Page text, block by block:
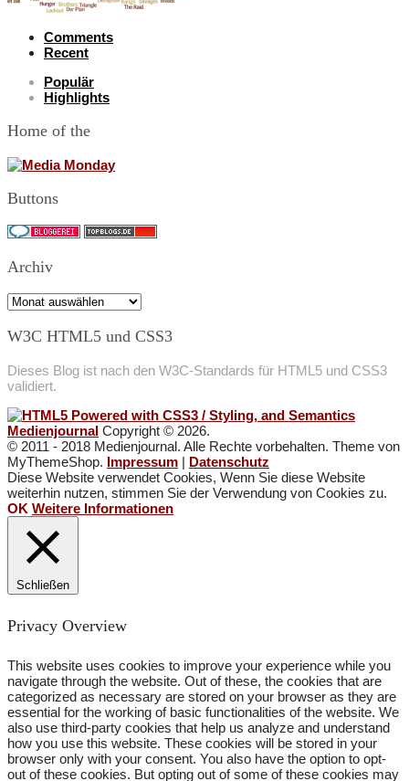
Comments
Recent
Populär
Highlights
Home of the
Buttons
Archiv
Archiv
W3C HTML5 und CSS3
Dieses Blog ist nach den W3C-Standards für HTML5 und CSS3
validiert.
Medienjournal Copyright © 2026.
© 2011 - 2018 Medienjournal. Alle Rechte vorbehalten. Theme von
MyThemeShop. Impressum | Datenschutz
Diese Website verwendet Cookies, Wenn Sie diese Website
weiterhin nutzen, stimmen Sie der Verwendung von Cookies zu.
OK Weitere Informationen
Schließen
Privacy Overview
This website uses cookies to improve your experience while you
navigate through the website. Out of these, the cookies that are
categorized as necessary are stored on your browser as they are
essential for the working of basic functionalities of the website. We
also use third-party cookies that help us analyze and understand
how you use this website. These cookies will be stored in your
browser only with your consent. You also have the option to opt-
out of these cookies. But opting out of some of these cookies may